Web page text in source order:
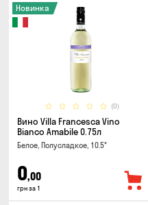
(0)
Новинка
Вино Villa Francesca Vino
Bianco Amabile 0.75л
Белое, Полусладкое, 10.5°
0,00
грн за 1